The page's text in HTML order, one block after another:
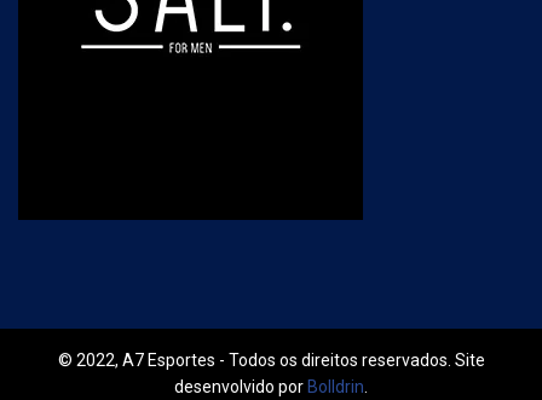
© 2022, A7 Esportes - Todos os direitos reservados. Site
desenvolvido por Bolldrin.